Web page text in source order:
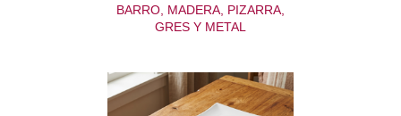
BARRO, MADERA, PIZARRA,
GRES Y METAL